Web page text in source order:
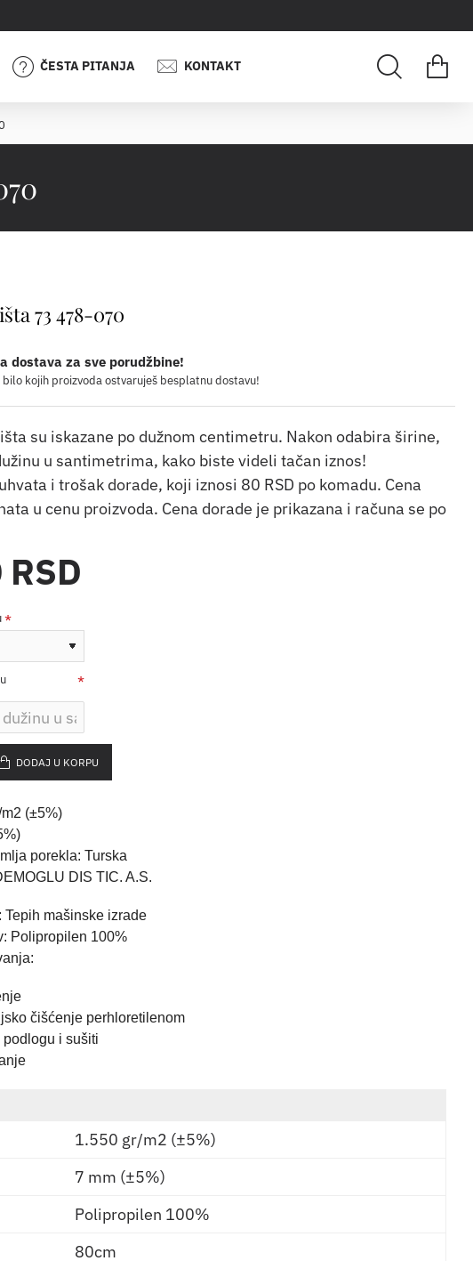
ČESTA PITANJA KONTAKT
73 478-070
dostava za sve porudžbine!
bilo kojih proizvoda ostvaruješ besplatnu dostavu!
su iskazane po dužnom centimetru. Nakon odabira širine,
u santimetrima, kako biste videli tačan iznos!
i trošak dorade, koji iznosi 80 RSD po komadu. Cena
u cenu proizvoda. Cena dorade je prikazana i računa se po
DODAJ U KORPU
(±5%)
porekla: Turska
DIS TIC. A.S.
Tepih mašinske izrade
Polipropilen 100%
čišćenje perhloretilenom
i sušiti
1.550 gr/m2 (±5%)
7 mm (±5%)
Polipropilen 100%
80cm